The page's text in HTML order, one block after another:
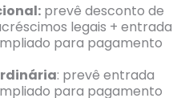
prevê desconto de
legais + entrada
para pagamento
: prevê entrada
para pagamento